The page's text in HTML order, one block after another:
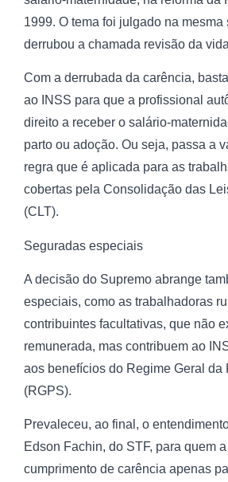
1999. O tema foi julgado na mesma
derrubou a chamada revisão da
Com a derrubada da carência,
ao INSS para que a profissional
direito a receber o salário-
parto ou adoção. Ou seja, passa a
regra que é aplicada para as
cobertas pela Consolidação das
(CLT).
Seguradas especiais
A decisão do Supremo abrange
especiais, como as trabalhadoras
contribuintes facultativas, que não
remunerada, mas contribuem ao
aos benefícios do Regime Geral da
(RGPS).
Prevaleceu, ao final, o
Edson Fachin, do STF, para quem
cumprimento de carência apenas